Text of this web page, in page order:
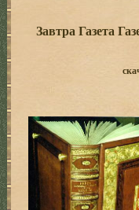
Завтра Газета